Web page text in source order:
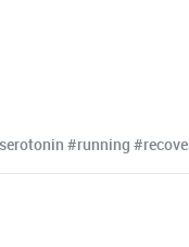
#running